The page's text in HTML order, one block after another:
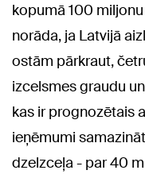
kopumā 100
norāda, ja Latvijā
ostām pārkraut,
izcelsmes graudu
kas ir prognozētais
ieņēmumi
dzelzceļa - par 40